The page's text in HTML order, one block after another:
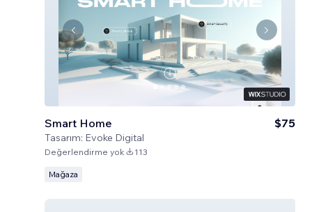
Smart Home
Tasarım: Evoke Digital
$75
Değerlendirme yok 113
Mağaza